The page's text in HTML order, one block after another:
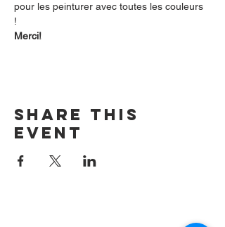
pour les peinturer avec toutes les couleurs
!
Merci!
Share this
event